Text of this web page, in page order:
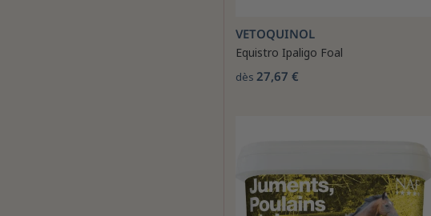
VETOQUINOL
Equistro Ipaligo Foal
dès 27,67 €